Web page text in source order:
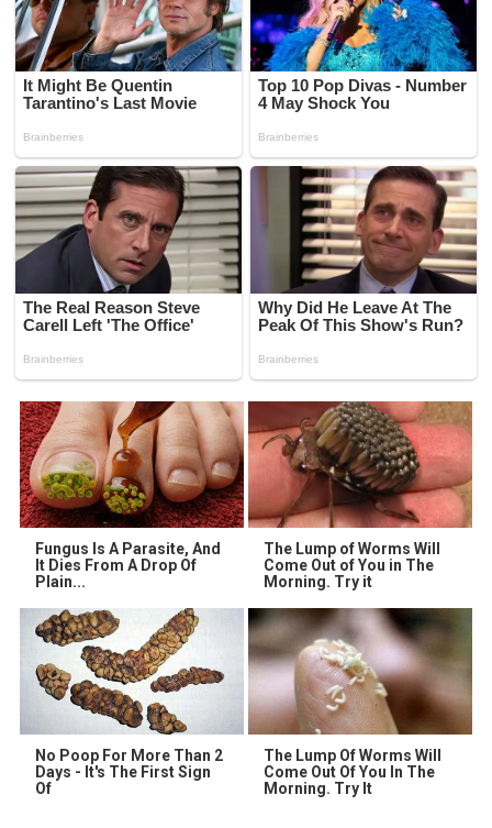
Fungus Is A Parasite, And
It Dies From A Drop Of
Plain...
The Lump of Worms Will
Come Out of You in The
Morning. Try it
No Poop For More Than 2
Days - It's The First Sign
Of
The Lump Of Worms Will
Come Out Of You In The
Morning. Try It